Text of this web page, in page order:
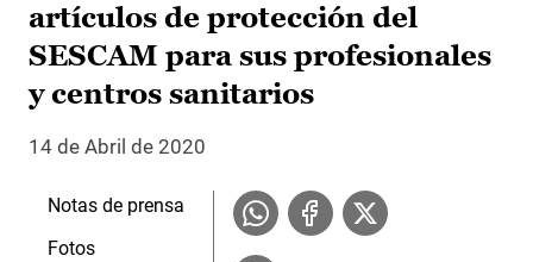
artículos de protección del
SESCAM para sus profesionales
y centros sanitarios
14 de Abril de 2020
Notas de prensa
Fotos